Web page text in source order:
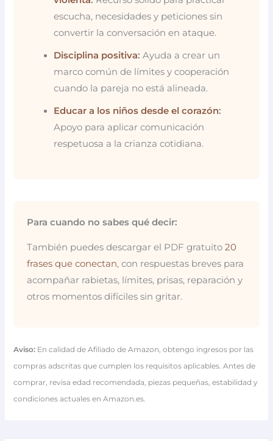
escucha, necesidades y peticiones sin
convertir la conversación en ataque.
Disciplina positiva: Ayuda a crear un
marco común de límites y cooperación
cuando la pareja no está alineada.
Educar a los niños desde el corazón:
Apoyo para aplicar comunicación
respetuosa a la crianza cotidiana.
Para cuando no sabes qué decir:
También puedes descargar el PDF gratuito20
frases que conectan, con respuestas breves para
acompañar rabietas, límites, prisas, reparación y
otros momentos difíciles sin gritar.
Aviso: En calidad de Afiliado de Amazon, obtengo ingresos por las
compras adscritas que cumplen los requisitos aplicables. Antes de
comprar, revisa edad recomendada, piezas pequeñas, estabilidad y
condiciones actuales en Amazon.es.